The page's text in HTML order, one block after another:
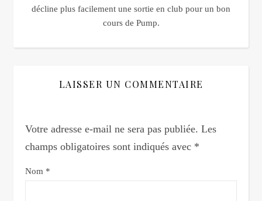
décline plus facilement une sortie en club pour un bon
cours de Pump.
LAISSER UN COMMENTAIRE
Votre adresse e-mail ne sera pas publiée. Les
champs obligatoires sont indiqués avec *
Nom *